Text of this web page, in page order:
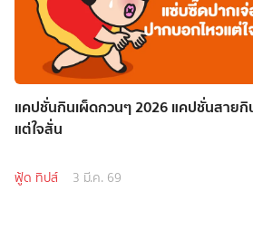
แคปชั่นกินเผ็ดกวนๆ 2026 แคปชั่นสาย
แต่ใจสั่น
ฟู้ด ทิปส์ 3 มี.ค. 69